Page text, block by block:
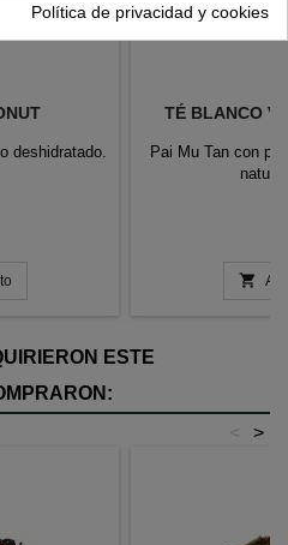
deshidratado.
TÉ BLANCO
Pai Mu Tan con

ESTE
>
<
Política de privacidad y cookies